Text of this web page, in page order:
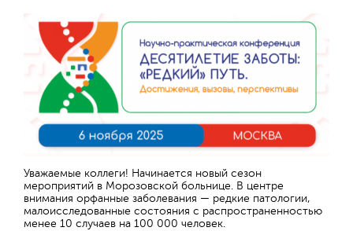
Уважаемые коллеги! Начинается новый сезон
мероприятий в Морозовской больнице. В центре
внимания орфанные заболевания — редкие патологии,
малоисследованные состояния с распространенностью
менее 10 случаев на 100 000 человек.
Отправить